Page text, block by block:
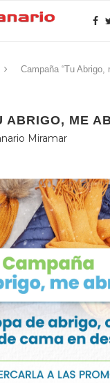
Campaña “Tu Abrigo,
ABRIGO, ME
Miramar